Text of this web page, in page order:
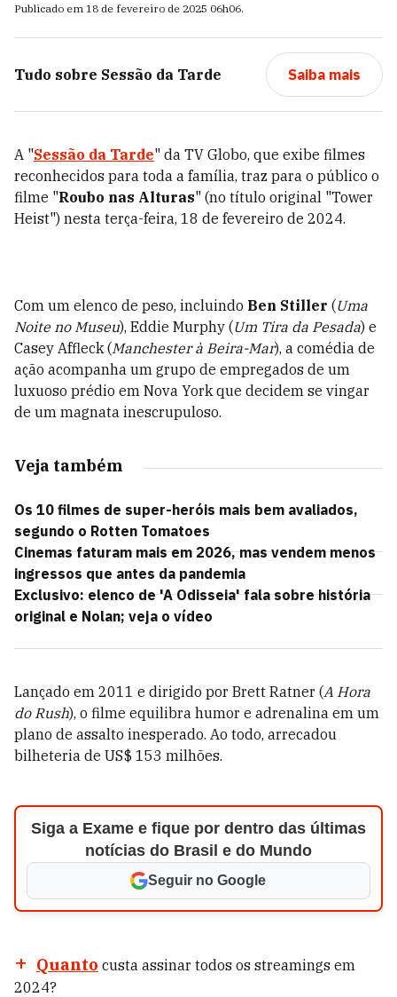
Publicado em 18 de fevereiro de 2025 06h06.
Tudo sobre Sessão da Tarde Saiba mais
A "Sessão da Tarde" da TV Globo, que exibe filmes
reconhecidos para toda a família, traz para o público o
filme "Roubo nas Alturas" (no título original "Tower
Heist") nesta terça-feira, 18 de fevereiro de 2024.
Com um elenco de peso, incluindo Ben Stiller (Uma
Noite no Museu), Eddie Murphy (Um Tira da Pesada) e
Casey Affleck (Manchester à Beira-Mar), a comédia de
ação acompanha um grupo de empregados de um
luxuoso prédio em Nova York que decidem se vingar
de um magnata inescrupuloso.
Veja também
Os 10 filmes de super-heróis mais bem avaliados,
segundo o Rotten Tomatoes
Cinemas faturam mais em 2026, mas vendem menos
ingressos que antes da pandemia
Exclusivo: elenco de 'A Odisseia' fala sobre história
original e Nolan; veja o vídeo
Lançado em 2011 e dirigido por Brett Ratner (A Hora
do Rush), o filme equilibra humor e adrenalina em um
plano de assalto inesperado. Ao todo, arrecadou
bilheteria de US$ 153 milhões.
Siga a Exame e fique por dentro das últimas
notícias do Brasil e do Mundo
Seguir no Google
Quanto custa assinar todos os streamings em
2024?